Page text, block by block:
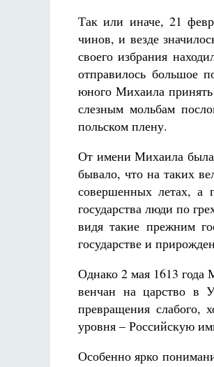
Так или иначе, 21
чинов, и везде
своего избрания
отправилось большое
юного Михаила
слезным мольбам
польском плену.
От имени Михаила была
бывало, что на таких
совершенных летах, а
государства люди по
видя такие прежним
государстве и
Однако 2 мая 1613
венчан на царство в
превращения слабого,
уровня – Российскую
Особенно ярко